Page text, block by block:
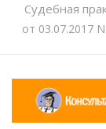
Судебная
от 03.07.2017